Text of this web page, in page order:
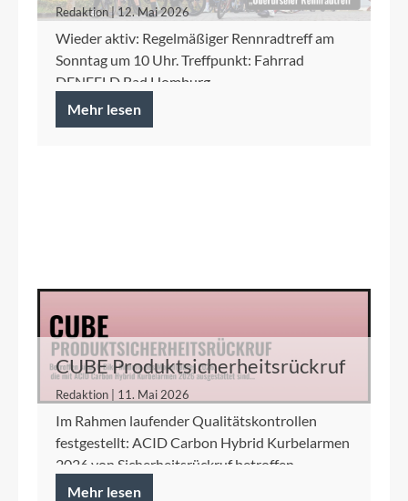
Redaktion | 12. Mai 2026
Wieder aktiv: Regelmäßiger Rennradtreff am
Sonntag um 10 Uhr. Treffpunkt: Fahrrad
DENFELD Bad Homburg
Mehr lesen
CUBE Produktsicherheitsrückruf
ACID Carbon Hybrid Kurbelarme
Redaktion | 11. Mai 2026
Im Rahmen laufender Qualitätskontrollen
festgestellt: ACID Carbon Hybrid Kurbelarmen
2026 von Sicherheitsrückruf betroffen.
Mehr lesen